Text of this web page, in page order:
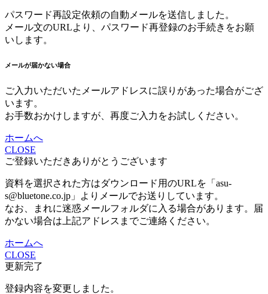
パスワード再設定依頼の自動メールを送信しました。
メール文のURLより、パスワード再登録のお手続きをお願
いします。
メールが届かない場合
ご入力いただいたメールアドレスに誤りがあった場合がござ
います。
お手数おかけしますが、再度ご入力をお試しください。
ホームへ
CLOSE
ご登録いただきありがとうございます
資料を選択された方はダウンロード用のURLを「asu-
s@bluetone.co.jp」よりメールでお送りしています。
なお、まれに迷惑メールフォルダに入る場合があります。届
かない場合は上記アドレスまでご連絡ください。
ホームへ
CLOSE
更新完了
登録内容を変更しました。